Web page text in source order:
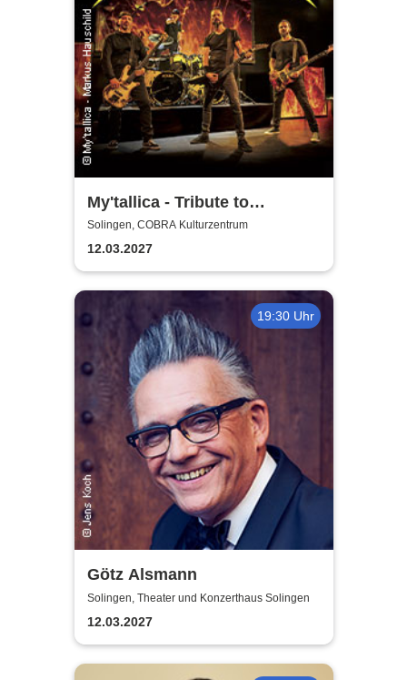
My'tallica - Tribute to
Metallica
Solingen, COBRA Kulturzentrum
12.03.2027
19:30 Uhr
Götz Alsmann
Solingen, Theater und Konzerthaus Solingen
12.03.2027